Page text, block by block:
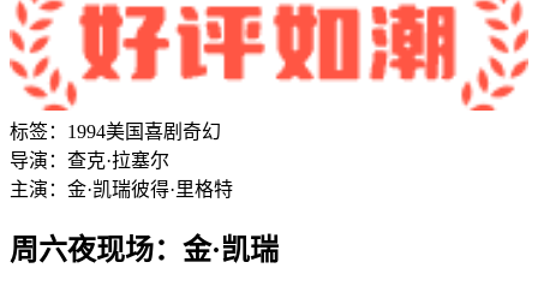
标签： 1994美国喜剧 奇幻
导演： 查克·拉塞尔
主演： 金·凯瑞彼得·里格特
周六夜现场：金·凯瑞